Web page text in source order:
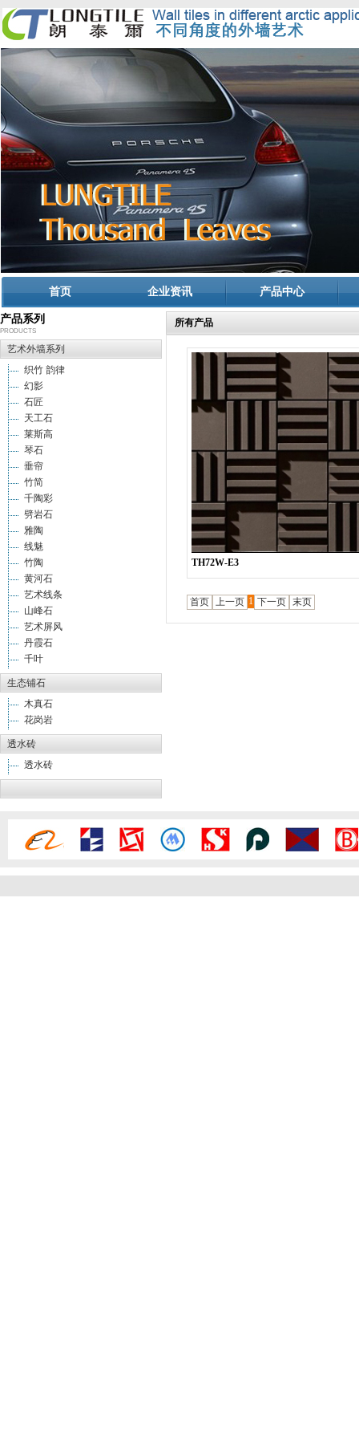
首页 企业资讯 产品中心
产品系列
PRODUCTS
艺术外墙系列
织竹 韵律
幻影
石匠
天工石
莱斯高
琴石
垂帘
竹简
千陶彩
劈岩石
雅陶
线魅
竹陶
黄河石
艺术线条
山峰石
艺术屏风
丹霞石
千叶
生态铺石
木真石
花岗岩
透水砖
透水砖
所有产品
TH72W-E3
首页 上一页 1 下一页 末页